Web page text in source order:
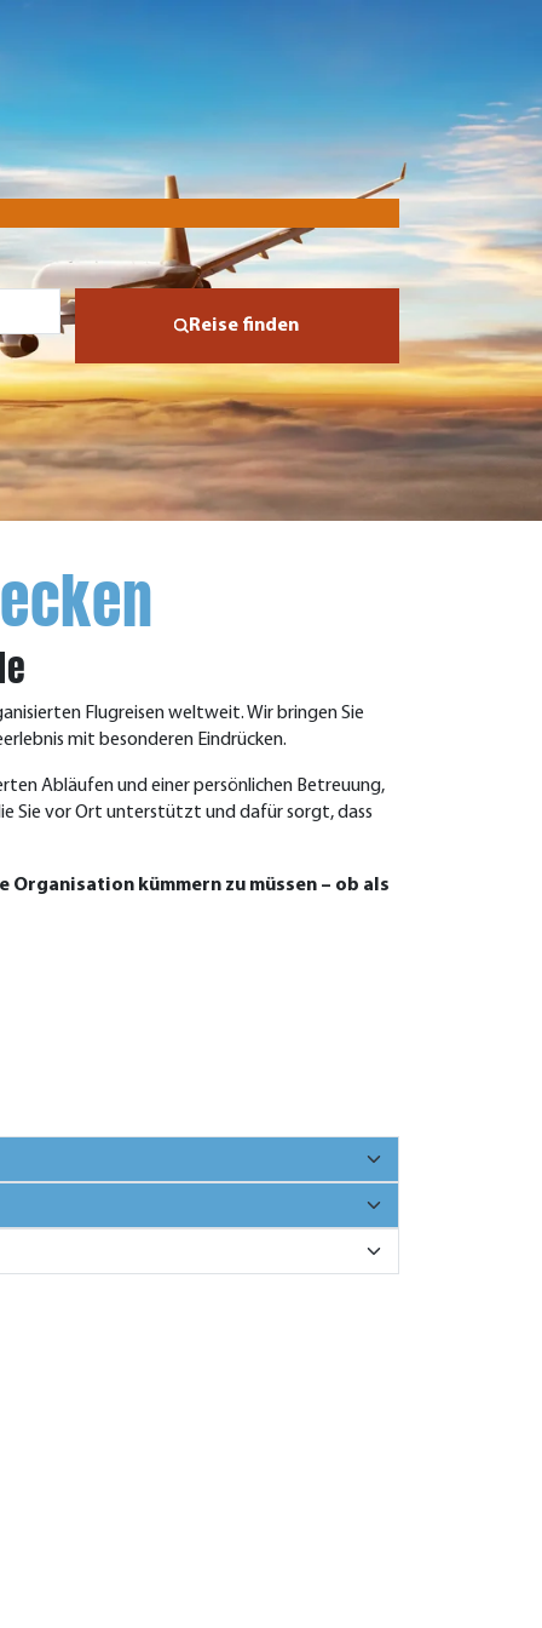
Reise finden
Flugreisen weltweit. Wir bringen Sie
mit besonderen Eindrücken.
Abläufen und einer persönlichen Betreuung,
Sie vor Ort unterstützt und dafür sorgt, dass
kümmern zu müssen – ob als